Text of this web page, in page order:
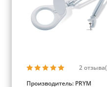
2
Производитель: PRYM